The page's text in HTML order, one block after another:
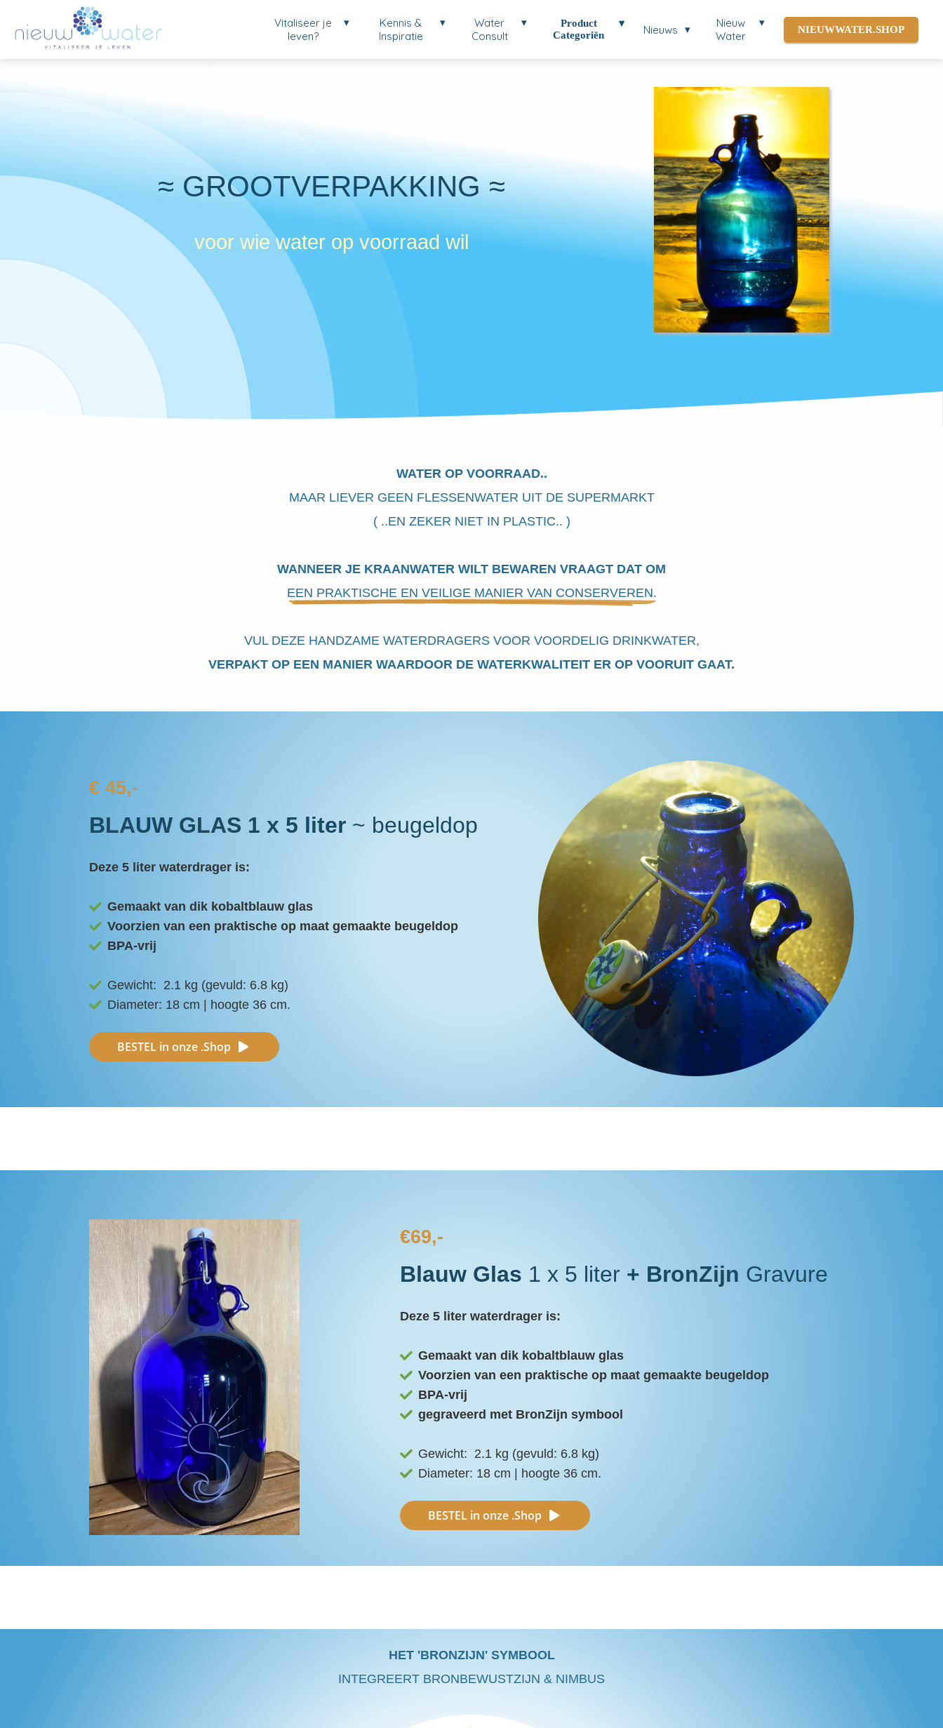
Vitaliseer je
leven?
Kennis &
Inspiratie
Water
Consult
Product
Categoriën
Nieuws
Nieuw
Water
NIEUWWATER.SHOP
≈ GROOTVERPAKKING≈
voor wie water op voorraad wil
WATER OP VOORRAAD..
MAAR LIEVER GEEN FLESSENWATER UIT DE SUPERMARKT
( ..EN ZEKER NIET IN PLASTIC.. )
WANNEER JE KRAANWATER WILT BEWAREN VRAAGT DAT OM
EEN PRAKTISCHE EN VEILIGE MANIER VAN CONSERVEREN.
VUL DEZE HANDZAME WATERDRAGERS VOOR VOORDELIG DRINKWATER,
VERPAKT OP EEN MANIER WAARDOOR DE WATERKWALITEIT ER OP VOORUIT GAAT.
€ 45,-
BLAUW GLAS 1 x 5 liter ~ beugeldop
Deze 5 liter waterdrager is:
Gemaakt van dik kobaltblauw glas
Voorzien van een praktische op maat gemaakte beugeldop
BPA-vrij
Gewicht: 2.1 kg (gevuld: 6.8 kg)
Diameter: 18 cm | hoogte 36 cm.
BESTEL in onze .Shop
€69,-
Blauw Glas 1 x 5 liter + BronZijn Gravure
Deze 5 liter waterdrager is:
Gemaakt van dik kobaltblauw glas
Voorzien van een praktische op maat gemaakte beugeldop
BPA-vrij
gegraveerd met BronZijn symbool
Gewicht: 2.1 kg (gevuld: 6.8 kg)
Diameter: 18 cm | hoogte 36 cm.
BESTEL in onze .Shop
HET 'BRONZIJN' SYMBOOL
INTEGREERT BRONBEWUSTZIJN & NIMBUS